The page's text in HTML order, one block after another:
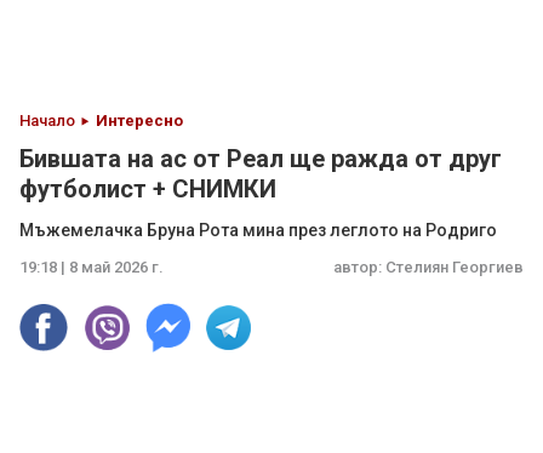
Начало Интересно
Бившата на ас от Реал ще ражда от друг
футболист + СНИМКИ
Мъжемелачка Бруна Рота мина през леглото на Родриго
19:18 | 8 май 2026 г. автор: Стелиян Георгиев